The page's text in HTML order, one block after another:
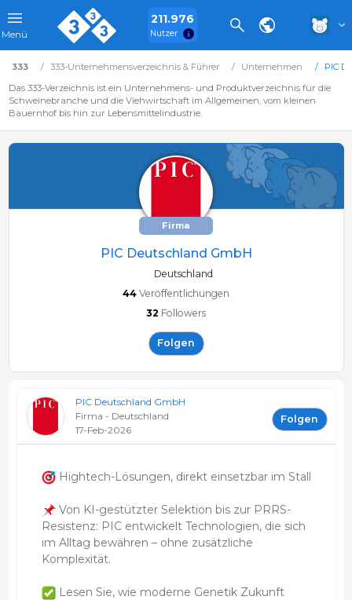
Menü
211.976
Nutzer
333 333-Unternehmensverzeichnis & Führer Unternehmen
PIC
Das 333-Verzeichnis ist ein Unternehmens- und Produktverzeichnis für die
Schweinebranche und die Viehwirtschaft im Allgemeinen, vom kleinen
Bauernhof bis hin zur Lebensmittelindustrie.
Firma
PIC Deutschland GmbH
Deutschland
44 Veröffentlichungen
32 Followers
Folgen
PIC Deutschland GmbH
Firma - Deutschland
17-Feb-2026
Folgen
Hightech-Lösungen, direkt einsetzbar im Stall
Von KI-gestützter Selektion bis zur PRRS-
Resistenz: PIC entwickelt Technologien, die sich
im Alltag bewähren – ohne zusätzliche
Komplexität.
Lesen Sie, wie moderne Genetik Zukunft